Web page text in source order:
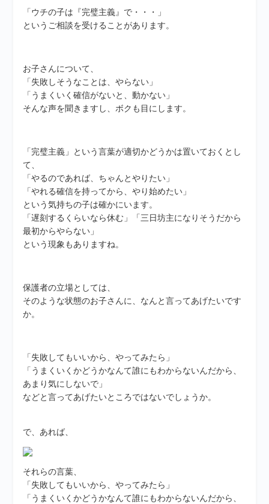
「ウチの子は『完璧主義』で・・・」
というご相談を受けることがあります。
お子さんについて、
「失敗しそうなことは、やらない」
「うまくいく確信がないと、動かない」
そんな声を聞きますし、ボクも目にします。
「完璧主義」という言葉が適切かどうかは置いておくとし
て、
「やるのであれば、ちゃんとやりたい」
「やれる確信を持ってから、やり始めたい」
という気持ちの子は確かにいます。
「遅刻するくらいなら休む」「三日坊主になりそうだから
最初からやらない」
という現象もありますね。
保護者の立場としては、
そのような状態のお子さんに、なんと言ってあげたいです
か。
「失敗してもいいから、やってみたら」
「うまくいくかどうかなんて誰にもわからないんだから、
あまり気にしないで」
などと言ってあげたいところではないでしょうか。
で、あれば、
それらの言葉、
「失敗してもいいから、やってみたら」
「うまくいくかどうかなんて誰にもわからないんだから、